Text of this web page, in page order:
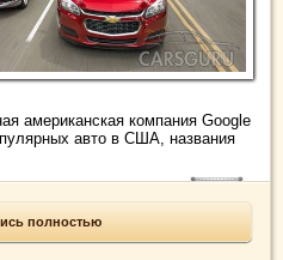
американская компания Google
авто в США, названия
полностью